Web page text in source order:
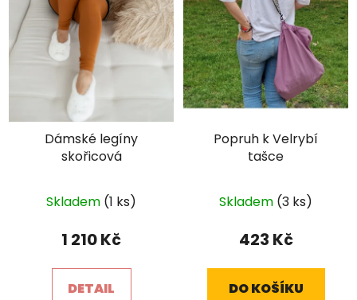
Dámské legíny
skořicová
hodnocení
produktu
5,0
z
Skladem (1 ks)
1 210 Kč
DETAIL
Popruh k Velrybí
tašce
Skladem (3 ks)
423 Kč
DO KOŠÍKU